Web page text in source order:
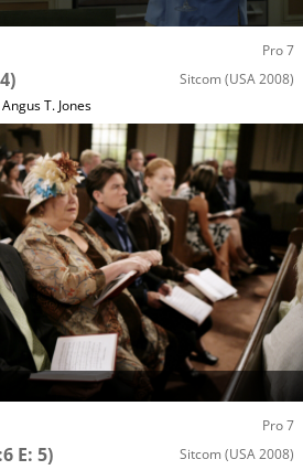
Pro 7
Sitcom (USA 2008)
Angus T. Jones
Pro 7
E: 5) Sitcom (USA 2008)